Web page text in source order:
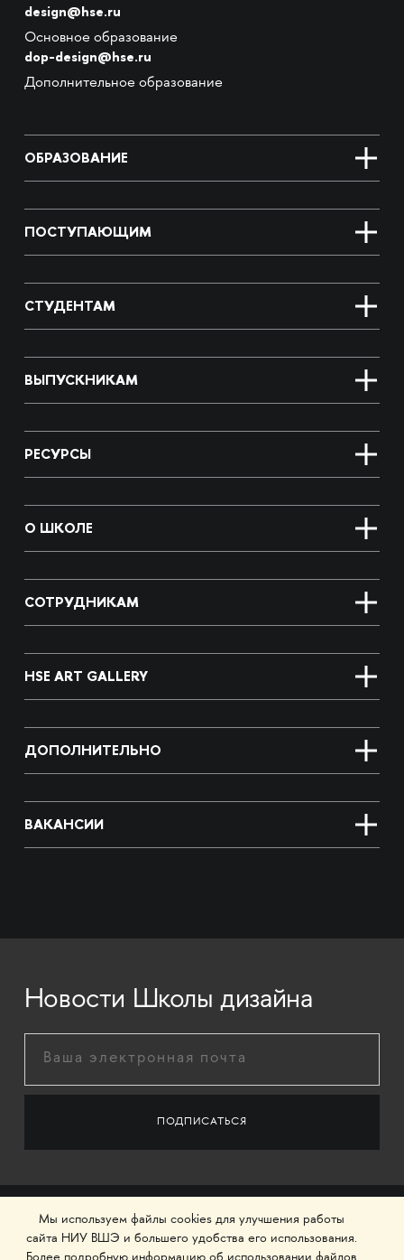
design@hse.ru
Основное образование
dop-design@hse.ru
Дополнительное образование
ОБРАЗОВАНИЕ
ПОСТУПАЮЩИМ
СТУДЕНТАМ
ВЫПУСКНИКАМ
РЕСУРСЫ
О ШКОЛЕ
СОТРУДНИКАМ
HSE ART GALLERY
ДОПОЛНИТЕЛЬНО
ВАКАНСИИ
Новости Школы дизайна
Мы используем файлы cookies для улучшения работы
сайта НИУ ВШЭ и большего удобства его использования.